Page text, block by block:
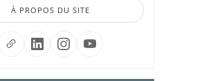
À PROPOS DU SITE